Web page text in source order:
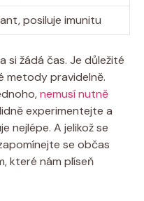
posiluje imunitu
si žádá čas. Je důležité
metody pravidelně.
nemusí nutně
experimentejte a
nejlépe. A jelikož se
se občas
které nám plíseň